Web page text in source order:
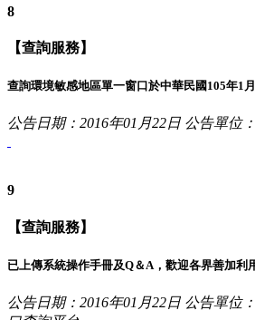
8
【查詢服務】
查詢環境敏感地區單一窗口於中華民國105年1
公告日期：2016年01月22日 公告單位
9
【查詢服務】
已上傳系統操作手冊及Q＆A，歡迎各界善加利
公告日期：2016年01月22日 公告單位